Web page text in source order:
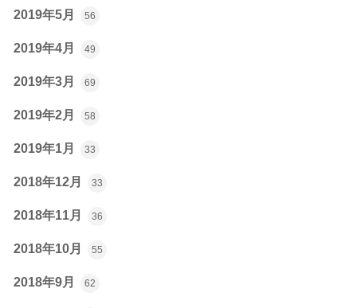
2019年5月 56
2019年4月 49
2019年3月 69
2019年2月 58
2019年1月 33
2018年12月 33
2018年11月 36
2018年10月 55
2018年9月 62